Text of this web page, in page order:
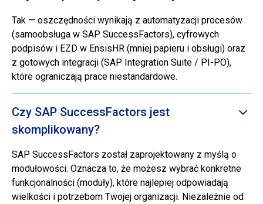
Tak — oszczędności wynikają z automatyzacji procesów
(samoobsługa w SAP SuccessFactors), cyfrowych
podpisów i EZD w EnsisHR (mniej papieru i obsługi) oraz
z gotowych integracji (SAP Integration Suite / PI-PO),
które ograniczają prace niestandardowe.
Czy SAP SuccessFactors jest
skomplikowany?
SAP SuccessFactors został zaprojektowany z myślą o
modułowości. Oznacza to, że możesz wybrać konkretne
funkcjonalności (moduły), które najlepiej odpowiadają
wielkości i potrzebom Twojej organizacji. Niezależnie od